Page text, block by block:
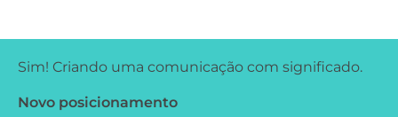
Sim! Criando uma comunicação com significado.
Novo posicionamento